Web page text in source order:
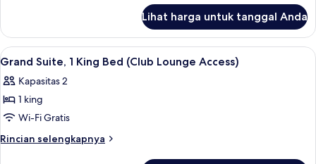
Club
Room
Lihat harga untuk tanggal Anda
Lihat
semua
foto
untuk
Grand
Suite,
Seprai antialergi, brankas, meja
3
Grand Suite, 1 King Bed (Club Lounge Access)
Kapasitas 2
1 king
Wi-Fi Gratis
Rincian selengkapnya
Rincian